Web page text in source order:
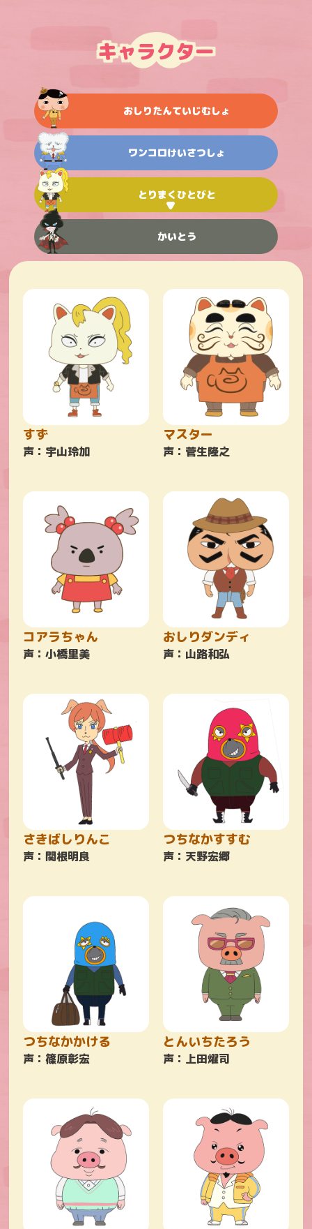
キャラクター
おしりたんていじむしょ
ワンコロけいさつしょ
とりまくひとびと
かいとう
すず
声：宇山玲加
マスター
声：菅生隆之
コアラちゃん
声：小橋里美
おしりダンディ
声：山路和弘
さきばしりんこ
声：関根明良
つちなかすすむ
声：天野宏郷
つちなかかける
声：篠原彰宏
とんいちたろう
声：上田燿司